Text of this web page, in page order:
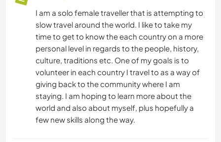
I am a solo female traveller that is attempting to
slow travel around the world. I like to take my
time to get to know the each country on a more
personal level in regards to the people, history,
culture, traditions etc. One of my goals is to
volunteer in each country I travel to as a way of
giving back to the community where I am
staying. I am hoping to learn more about the
world and also about myself, plus hopefully a
few new skills along the way.